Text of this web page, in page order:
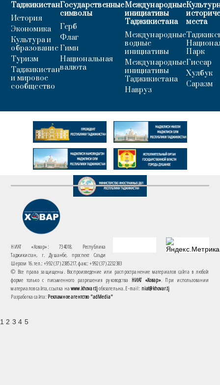
Таджикистан
История
Экономика
Культура и
образование
Туризм
Таджикистан
и мировое
сообщество
Государственные
символы
Герб
Флаг
Гимн
Национальная
валюта
Международные
инициативы
Таджикистана
Международные
водные
инициативы
Международные
инициативы
Таджикистана
Навруз
места
Парк
Гиссар
Хулбук
Саразм
НИАТ «Ховар»: 734018, Республика
Таджикистан, г. Душанбе, проспект Саъди
Шерози 16. тел.: +992 (37) 2385217, факс: +992 (37) 2232383
© Все права защищены. Воспроизведение или распространение материалов сайта в любой
форме только с письменного разрешения руководства НИАТ «Ховар». При использовании
материалов сайта, ссылка наwww.khovar.tjобязательна. E-mail: niat@khovar.tj
Разработка сайта: Рекламное агентство "adMedia"
1 2 3 4 5